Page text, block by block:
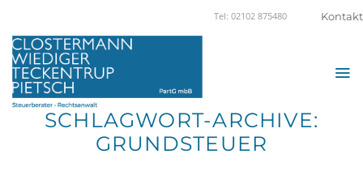
Inhalt
springen
Tel: 02102 875480 Kontakt
SCHLAGWORT-ARCHIVE:
GRUNDSTEUER